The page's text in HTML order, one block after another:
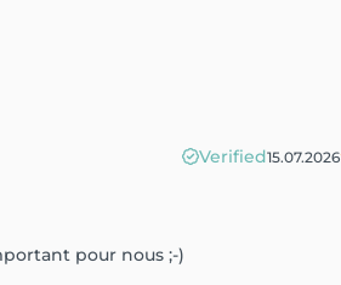
Verified15.07.2026
pour nous ;-)